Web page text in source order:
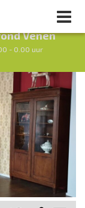
Venen
- 0.00 uur
Volgend uur